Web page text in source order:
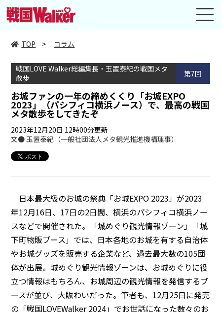
TOP > コラム
戦国LOVE Walker総編集長・玉置泰紀の戦国メタ
散歩
第7回
お城ファンの一年の締めくくり「お城EXPO
2023」（パシフィコ横浜ノース）で、最高の戦国
メタ散歩をしてきたぞ
2023年12月20日 12時00分更新
文● 玉置泰紀（一般社団法人メタ観光推進機構理事）
日本最大級のお城の祭典「お城EXPO 2023」が2023
年12月16日、17日の2日間、横浜のパシフィコ横浜ノー
スなどで開催された。「城めぐり観光情報ゾーン」「城
下町物販ブース」では、日本各地のお城を有する自治体
やお城グッズを販売する企業など、過去最大数の105団
体が出展。城めぐり観光情報ゾーンは、お城めぐりに役
立つ情報はもちろん、お城周辺の観光情報を発信するブ
ースが並び、大賑わいだった。筆者も、12月25日に発売
の「戦国LOVEWalker 2024」でお世話になった数々のお